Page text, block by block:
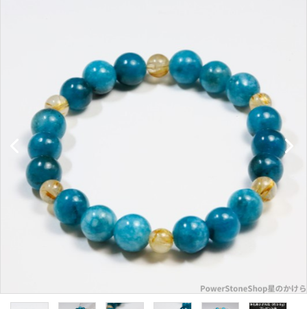
マ行
ラ行
3月誕生石
4月誕生石
8月誕生石
9月誕生石
健康・癒し・美容系
記憶力・集中力・勉強系
恋愛・結婚・愛情
四角形の
配置【不動
の礎】
五芒星の
形【星辰の
守護】
六芒星の
形【万象の
の叡智】
person 新規会員登録
天然石から選ぶ
誕生石から選ぶ
願い事から選ぶ
シリーズから選ぶ
支払方法について
配送・送料について